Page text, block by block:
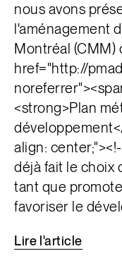
nous avons
l'aménagement
Montréal (CMM)
href="http://
<strong>Plan
align:
déjà fait le choix
tant que
favoriser le
Lire l'article